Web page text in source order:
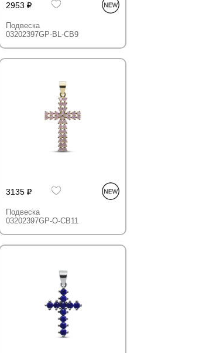
2953
Подвеска
03202397GP-BL-CB9
3135
Подвеска
03202397GP-O-CB11